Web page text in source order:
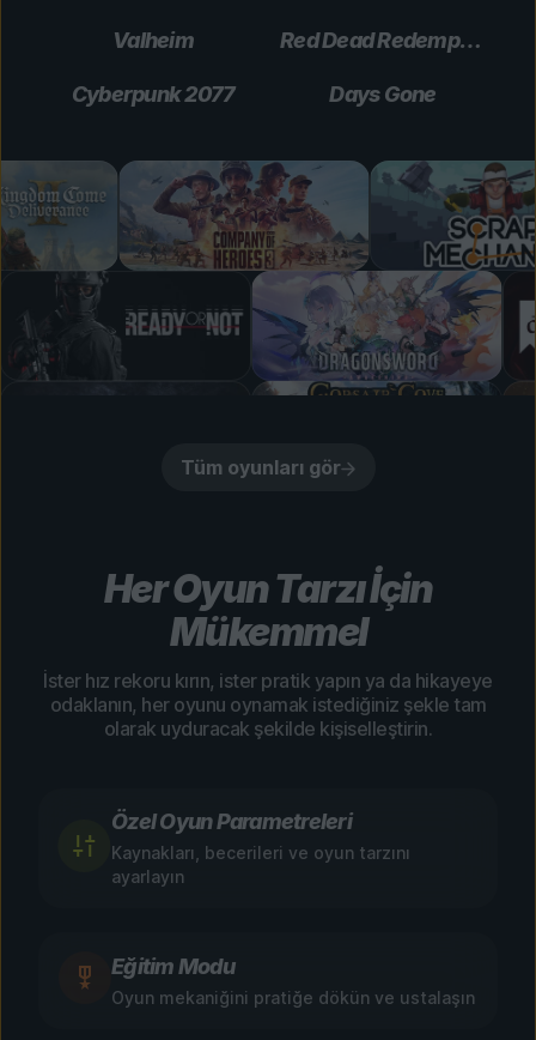
Valheim Red Dead Redemption 2
Cyberpunk 2077 Days Gone
Tüm oyunları gör
Her Oyun Tarzı İçin
Mükemmel
İster hız rekoru kırın, ister pratik yapın ya da hikayeye
odaklanın, her oyunu oynamak istediğiniz şekle tam
olarak uyduracak şekilde kişiselleştirin.
Özel Oyun Parametreleri
Kaynakları, becerileri ve oyun tarzını
ayarlayın
Eğitim Modu
Oyun mekaniğini pratiğe dökün ve ustalaşın